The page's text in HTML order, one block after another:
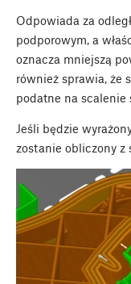
Odpowiada za
podporowym, a
oznacza mniejszą
również sprawia, że
podatne na scalenie
Jeśli będzie
zostanie obliczony z